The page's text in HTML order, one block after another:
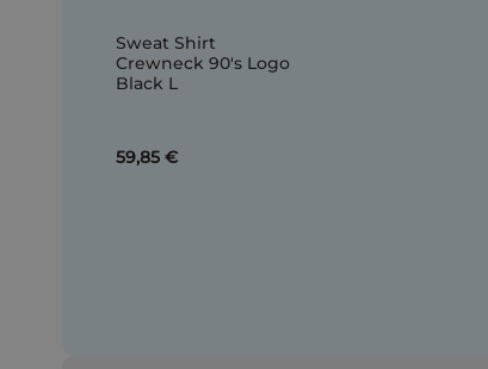
Sweat Shirt
Crewneck 90's Logo
Black L
59,85 €